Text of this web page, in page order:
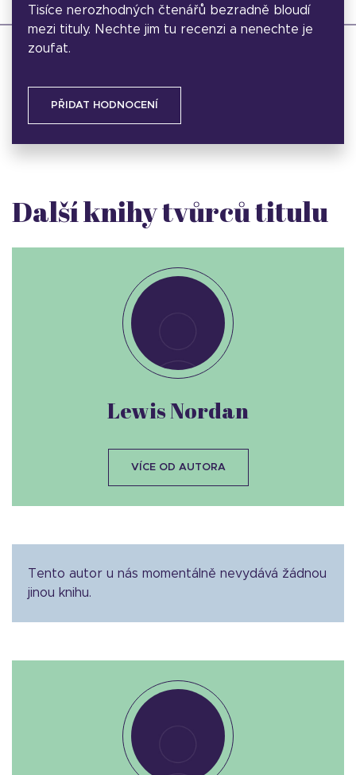
Tisíce nerozhodných čtenářů bezradně bloudí
mezi tituly. Nechte jim tu recenzi a nenechte je
zoufat.
PŘIDAT HODNOCENÍ
Další knihy tvůrců titulu
Tento autor u nás momentálně nevydává žádnou
jinou knihu.
Lewis Nordan
VÍCE OD AUTORA